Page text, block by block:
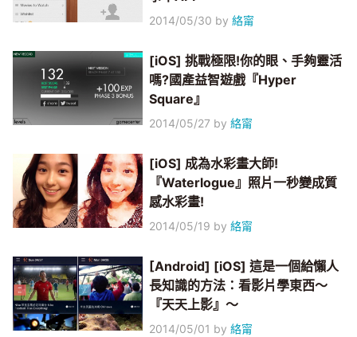
2014/05/30 by絡甯
[iOS] 挑戰極限!你的眼、手夠靈活
嗎?國產益智遊戲『Hyper
Square』
2014/05/27 by絡甯
[iOS] 成為水彩畫大師!
『Waterlogue』照片一秒變成質
感水彩畫!
2014/05/19 by絡甯
[Android] [iOS] 這是一個給懶人
長知識的方法：看影片學東西～
『天天上影』～
2014/05/01 by絡甯